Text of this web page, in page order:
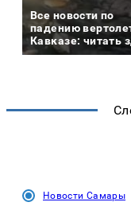
Все новости по
падению
Кавказе: читать
Новости Самары